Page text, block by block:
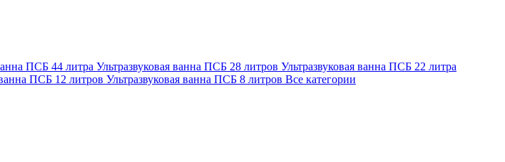
ПСБ 44 литра Ультразвуковая ванна ПСБ 28 литров Ультразвуковая ванна ПСБ 22 литра
ПСБ 12 литров Ультразвуковая ванна ПСБ 8 литров Все категории